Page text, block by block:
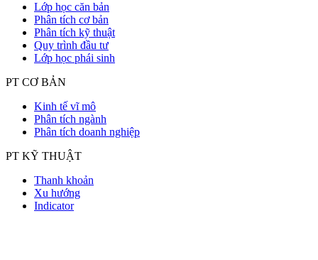
Lớp học căn bản
Phân tích cơ bản
Phân tích kỹ thuật
Quy trình đầu tư
Lớp học phái sinh
PT CƠ BẢN
Kinh tế vĩ mô
Phân tích ngành
Phân tích doanh nghiệp
PT KỸ THUẬT
Thanh khoản
Xu hướng
Indicator